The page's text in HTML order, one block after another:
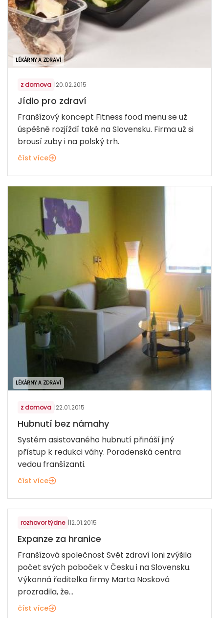
LÉKÁRNY A ZDRAVÍ
z domova |20.02.2015
Jídlo pro zdraví
Franšízový koncept Fitness food menu se už
úspěšně rozjíždí také na Slovensku. Firma už si
brousí zuby i na polský trh.
číst více
LÉKÁRNY A ZDRAVÍ
z domova |22.01.2015
Hubnutí bez námahy
Systém asistovaného hubnutí přináší jiný
přístup k redukci váhy. Poradenská centra
vedou franšízanti.
číst více
LÉKÁRNY A ZDRAVÍ
rozhovor týdne |12.01.2015
Expanze za hranice
Franšízová společnost Svět zdraví loni zvýšila
počet svých poboček v Česku i na Slovensku.
Výkonná ředitelka firmy Marta Nosková
prozradila, že...
číst více